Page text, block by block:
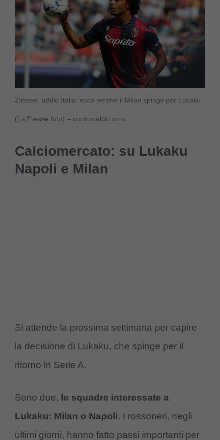
Zirkzee, addio Italia: ecco perché il Milan spinge per Lukaku
(La Presse foto) – controcalcio.com
Calciomercato: su Lukaku
Napoli e Milan
Si attende la prossima settimana per capire
la decisione di Lukaku, che spinge per il
ritorno in Serie A.
Sono due, le squadre interessate a
Lukaku: Milan o Napoli. I rossoneri, negli
ultimi giorni, hanno fatto passi importanti per